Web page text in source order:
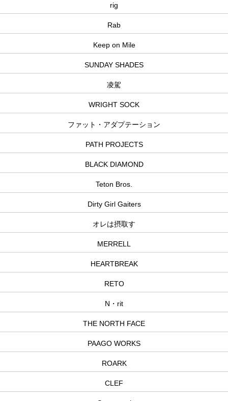
rig
Rab
Keep on Mile
SUNDAY SHADES
凌駕
WRIGHT SOCK
ファット・アダプテーション
PATH PROJECTS
BLACK DIAMOND
Teton Bros.
Dirty Girl Gaiters
オレは摂取す
MERRELL
HEARTBREAK
RETO
N・rit
THE NORTH FACE
PAAGO WORKS
ROARK
CLEF